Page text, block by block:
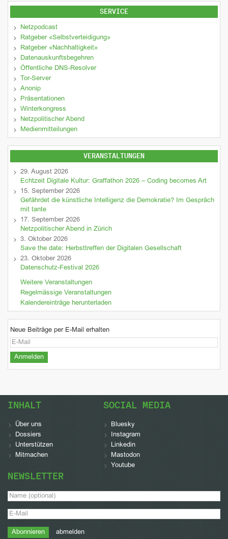
SERVICE
Netzpodcast
Ratgeber «Selbstverteidigung»
Ratgeber «Nachhaltigkeit»
Datenauskunftsbegehren
Öffentliche DNS-Resolver
Tor-Server
Anonip
Präsentationen
Winterkongress
Netzpolitischer Abend
Medienmitteilungen
VERANSTALTUNGEN
29. August 2026
Echtzeit Digitale Kultur: Graffathon 2026 – Coding becomes Art
15. September 2026
Gefährdet die künstliche Intelligenz die Demokratie? Im Gespräch
mit tante
17. September 2026
Netzpolitischer Abend in Zürich
3. Oktober 2026
Save the date: Herbsttreffen der Digitalen Gesellschaft
23. Oktober 2026
Datenschutz-Festival 2026
Weitere Veranstaltungen
Regelmässige Veranstaltungen
Kalendereinträge herunterladen
Neue Beiträge per E-Mail erhalten
INHALT
Über uns
Dossiers
Unterstützen
Mitmachen
SOCIAL MEDIA
Bluesky
Instagram
Linkedin
Mastodon
Youtube
NEWSLETTER
abmelden